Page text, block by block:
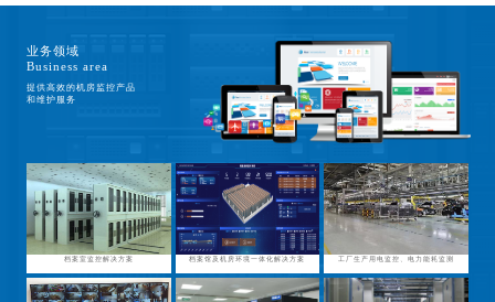
业务领域
Business area
提供高效的机房监控产品
和维护服务
档案室监控解决方案 档案馆及机房环境一体化解决方案 工厂生产用电监控、电力能耗监测